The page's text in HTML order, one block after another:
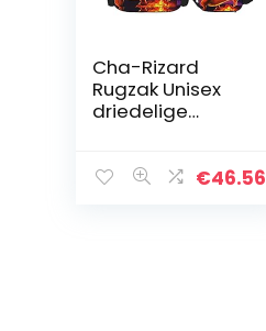
Cha-Rizard
Rugzak Unisex
driedelige
Lunch Bag One
€46.56